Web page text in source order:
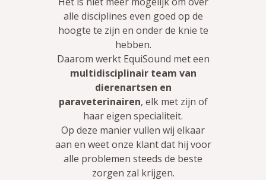
alle disciplines even goed op de
hoogte te zijn en onder de knie te
hebben.
Daarom werkt EquiSound met een
multidisciplinair team van
dierenartsen en
paraveterinairen, elk met zijn of
haar eigen specialiteit.
Op deze manier vullen wij elkaar
aan en weet onze klant dat hij voor
alle problemen steeds de beste
zorgen zal krijgen.